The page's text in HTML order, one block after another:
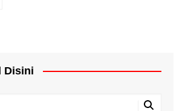
Disini